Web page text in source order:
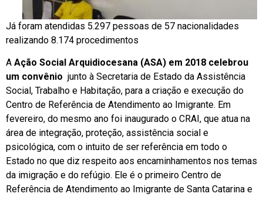
Já foram atendidas 5.297 pessoas de 57 nacionalidades
realizando 8.174 procedimentos
A Ação Social Arquidiocesana (ASA) em 2018 celebrou
um convênio junto à Secretaria de Estado da Assistência
Social, Trabalho e Habitação, para a criação e execução do
Centro de Referência de Atendimento ao Imigrante. Em
fevereiro, do mesmo ano foi inaugurado o CRAI, que atua na
área de integração, proteção, assistência social e
psicológica, com o intuito de ser referência em todo o
Estado no que diz respeito aos encaminhamentos nos temas
da imigração e do refúgio. Ele é o primeiro Centro de
Referência de Atendimento ao Imigrante de Santa Catarina e